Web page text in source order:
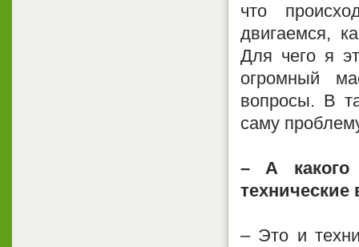
что
двигаемся,
Для чего я
огромный
вопросы. В
саму
– А
– Это и